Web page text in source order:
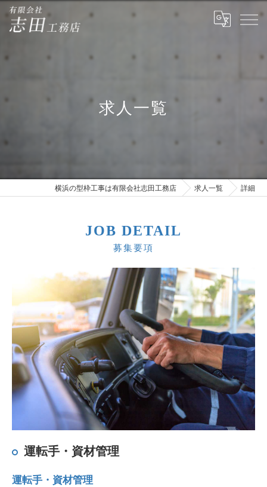
求人一覧
横浜の型枠工事は有限会社志田工務店 求人一覧 詳細
募集要項
JOB DETAIL
運転手・資材管理
運転手・資材管理